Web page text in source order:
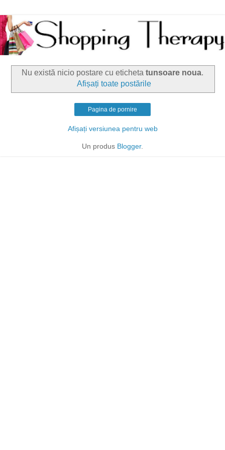
Nu există nicio postare cu eticheta tunsoare noua.
Afișați toate postările
Pagina de pornire
Afișați versiunea pentru web
Un produs Blogger.